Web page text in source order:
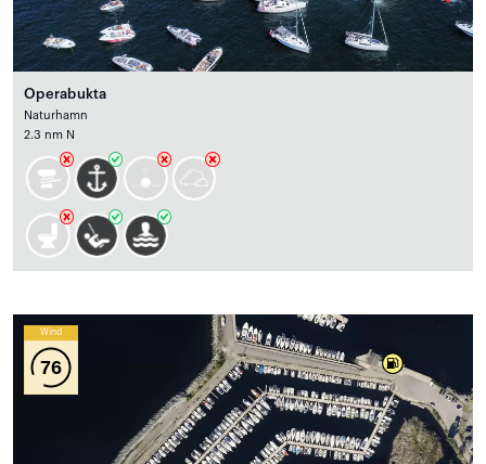
Operabukta
Naturhamn
2.3 nm N
Wind
76